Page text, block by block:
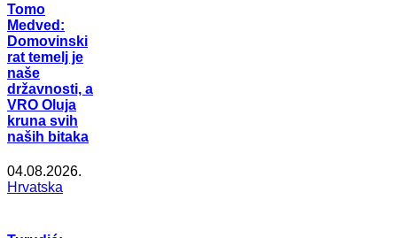
Tomo
Medved:
Domovinski
rat temelj je
naše
državnosti, a
VRO Oluja
kruna svih
naših bitaka
04.08.2026.
Hrvatska